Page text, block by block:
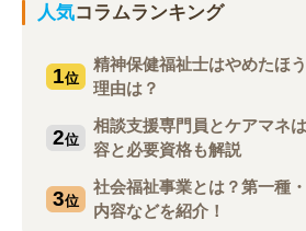
人気コラムランキング
1位
精神保健福祉士はやめたほ
理由は？
2位
相談支援専門員とケアマネ
容と必要資格も解説
3位
社会福祉事業とは？第一種
内容などを紹介！